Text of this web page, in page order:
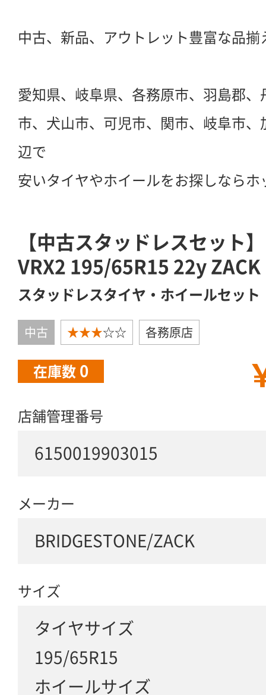
中古、新品、アウトレット豊富な品揃
愛知県、岐阜県、各務原市、羽島郡
市、犬山市、可児市、関市、岐阜市
辺で
安いタイヤやホイールをお探しなら
【中古スタッドレスセット
VRX2 195/65R15 22y
スタッドレスタイヤ・ホイールセット
中古 ★★★☆☆ 各務原店
在庫数 0
店舗管理番号
6150019903015
メーカー
BRIDGESTONE/ZACK
サイズ
タイヤサイズ
195/65R15
ホイールサイズ